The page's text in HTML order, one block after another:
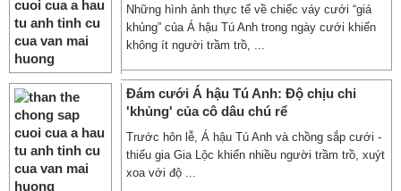
Những hình ảnh thực tế về chiếc váy cưới “giá
khủng” của Á hậu Tú Anh trong ngày cưới khiến
không ít người trầm trồ, ...
Đám cưới Á hậu Tú Anh: Độ chịu chi
'khủng' của cô dâu chú rể
Trước hôn lễ, Á hậu Tú Anh và chồng sắp cưới -
thiếu gia Gia Lộc khiến nhiều người trầm trồ, xuýt
xoa với độ ...